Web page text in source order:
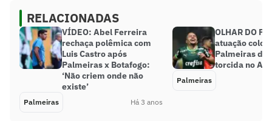
RELACIONADAS
VÍDEO: Abel Ferreira
rechaça polêmica com
Luis Castro após
Palmeiras x Botafogo:
‘Não criem onde não
existe’
Palmeiras Há 3 anos
OLHAR DO
atuação
Palmeiras dá
torcida no
Palmeiras